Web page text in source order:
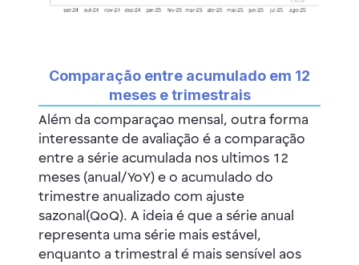
Comparação entre acumulado em 12
meses e trimestrais
Além da comparaçao mensal, outra forma
interessante de avaliação é a comparação
entre a série acumulada nos ultimos 12
meses (anual/YoY) e o acumulado do
trimestre anualizado com ajuste
sazonal(QoQ). A ideia é que a série anual
representa uma série mais estável,
enquanto a trimestral é mais sensível aos